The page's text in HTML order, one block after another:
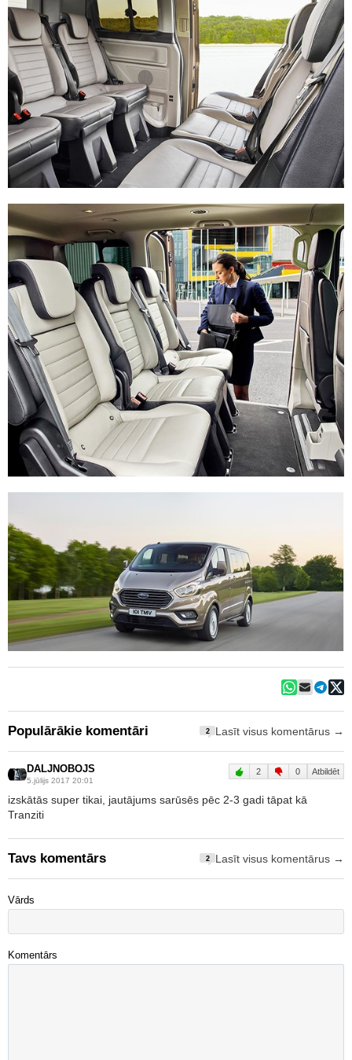
Populārākie komentāri 2 Lasīt visus komentārus →
DALJNOBOJS
5.jūlijs 2017 20:01
2 0 Atbildēt
izskātās super tikai, jautājums sarūsēs pēc 2-3 gadi tāpat kā
Tranziti
Tavs komentārs 2 Lasīt visus komentārus →
Vārds
Komentārs